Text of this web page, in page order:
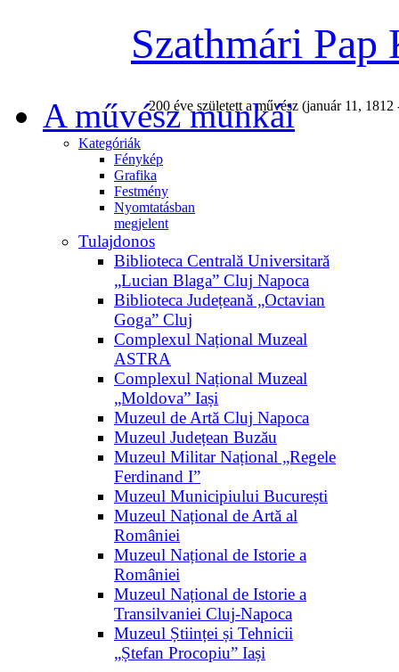
Szathmári Pap
200 éve született a művész (január 11,
A művész munkái
Kategóriák
Fénykép
Grafika
Festmény
Nyomtatásban
megjelent
Tulajdonos
Biblioteca Centrală Universitară
„Lucian Blaga” Cluj Napoca
Biblioteca Județeană „Octavian
Goga” Cluj
Complexul Național Muzeal
ASTRA
Complexul Național Muzeal
„Moldova” Iași
Muzeul de Artă Cluj Napoca
Muzeul Județean Buzău
Muzeul Militar Național „Regele
Ferdinand I”
Muzeul Municipiului București
Muzeul Național de Artă al
României
Muzeul Național de Istorie a
României
Muzeul Național de Istorie a
Transilvaniei Cluj-Napoca
Muzeul Științei și Tehnicii
„Ștefan Procopiu” Iași